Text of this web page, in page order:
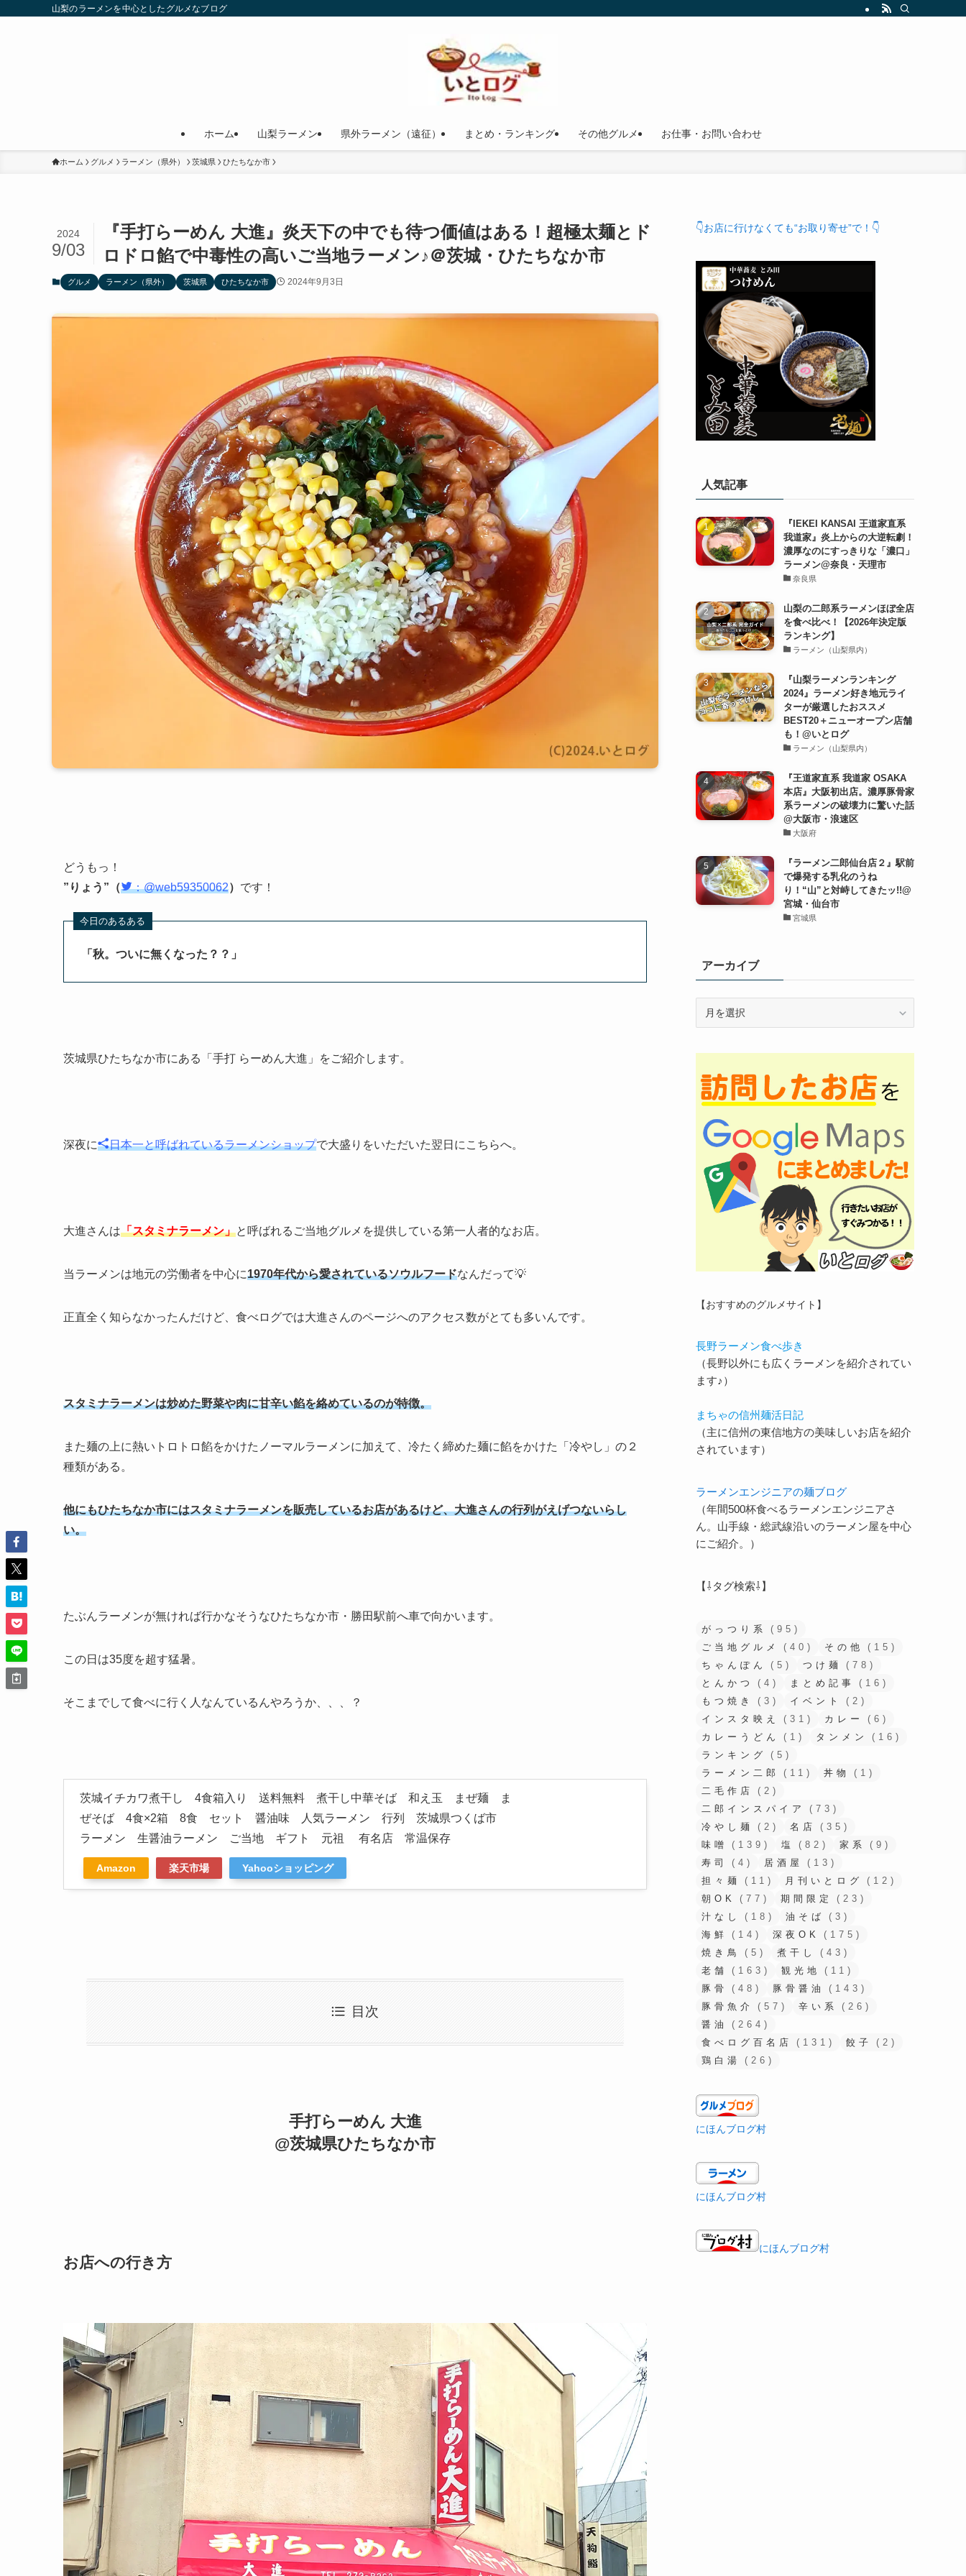
山梨のラーメンを中心としたグルメなブログ
ホーム 山梨ラーメン 県外ラーメン（遠征） まとめ・ランキング その他グルメ お仕事・お問い合わせ
ホーム グルメ ラーメン（県外） 茨城県 ひたちなか市
『手打らーめん 大進』炎天下の中でも待つ価値はある！超極太麺とド
ロドロ餡で中毒性の高いご当地ラーメン♪＠茨城・ひたちなか市
2024
9/03
グルメ ラーメン（県外） 茨城県 ひたちなか市 2024年9月3日
どうもっ！
”りょう”（
：@web59350062） です！
「秋。ついに無くなった？？」
茨城県ひたちなか市にある「手打 らーめん大進」をご紹介します。
深夜に 日本一と呼ばれているラーメンショップで大盛りをいただいた翌日にこちらへ。
大進さんは「スタミナラーメン」と呼ばれるご当地グルメを提供している第一人者的なお店。
当ラーメンは地元の労働者を中心に1970年代から愛されているソウルフードなんだって💡
正直全く知らなかったんだけど、食べログでは大進さんのページへのアクセス数がとても多いんです。
スタミナラーメンは炒めた野菜や肉に甘辛い餡を絡めているのが特徴。
また麺の上に熱いトロトロ餡をかけたノーマルラーメンに加えて、冷たく締めた麺に餡をかけた「冷やし」の２
種類がある。
他にもひたちなか市にはスタミナラーメンを販売しているお店があるけど、大進さんの行列がえげつないらし
い。
たぶんラーメンが無ければ行かなそうなひたちなか市・勝田駅前へ車で向かいます。
この日は35度を超す猛暑。
そこまでして食べに行く人なんているんやろうか、、、？
茨城イチカワ煮干し 4食箱入り 送料無料 煮干し中華そば 和え玉 まぜ麺 ま
ぜそば 4食×2箱 8食 セット 醤油味 人気ラーメン 行列 茨城県つくば市
ラーメン 生醤油ラーメン ご当地 ギフト 元祖 有名店 常温保存
Amazon 楽天市場 Yahooショッピング
目次
手打らーめん 大進
@茨城県ひたちなか市
お店への行き方
👇お店に行けなくても“お取り寄せ”で！👇
人気記事
『IEKEI KANSAI 王道家直系
我道家』炎上からの大逆転劇！
濃厚なのにすっきりな「濃口」
ラーメン@奈良・天理市
奈良県
山梨の二郎系ラーメンほぼ全店
を食べ比べ！【2026年決定版
ランキング】
ラーメン（山梨県内）
『山梨ラーメンランキング
2024』ラーメン好き地元ライ
ターが厳選したおススメ
BEST20＋ニューオープン店舗
も！@いとログ
ラーメン（山梨県内）
『王道家直系 我道家 OSAKA
本店』大阪初出店。濃厚豚骨家
系ラーメンの破壊力に驚いた話
@大阪市・浪速区
大阪府
『ラーメン二郎仙台店２』駅前
で爆発する乳化のうね
り！“山”と対峙してきたッ!!@
宮城・仙台市
宮城県
アーカイブ
イ
【おすすめのグルメサイト】
長野ラーメン食べ歩き
（長野以外にも広くラーメンを紹介されてい
ます♪）
まちゃの信州麺活日記
（主に信州の東信地方の美味しいお店を紹介
されています）
ラーメンエンジニアの麺ブログ
（年間500杯食べるラーメンエンジニアさ
ん。山手線・総武線沿いのラーメン屋を中心
にご紹介。）
【⇩タグ検索⇩】
がっつり系
(95)
ご当地グルメ
(40) その他
(15)
ちゃんぽん
(5) つけ麺
(78)
とんかつ
(4) まとめ記事
(16)
もつ焼き
(3) イベント
(2)
インスタ映え
(31) カレー
(6)
カレーうどん
(1) タンメン
(16)
ランキング
(5)
ラーメン二郎
(11) 丼物
(1)
二毛作店
(2)
二郎インスパイア
(73)
冷やし麺
(2) 名店
(35)
味噌
(139) 塩 (82) 家系
(9)
寿司
(4) 居酒屋
(13)
担々麺
(11) 月刊いとログ
(12)
朝OK
(77) 期間限定
(23)
汁なし
(18) 油そば
(3)
海鮮
(14) 深夜OK
(175)
焼き鳥
(5) 煮干し
(43)
老舗
(163) 観光地
(11)
豚骨
(48) 豚骨醤油
(143)
豚骨魚介
(57) 辛い系
(26)
醤油
(264)
食べログ百名店
(131) 餃子
(2)
鶏白湯
(26)
にほんブログ村
にほんブログ村
にほんブログ村